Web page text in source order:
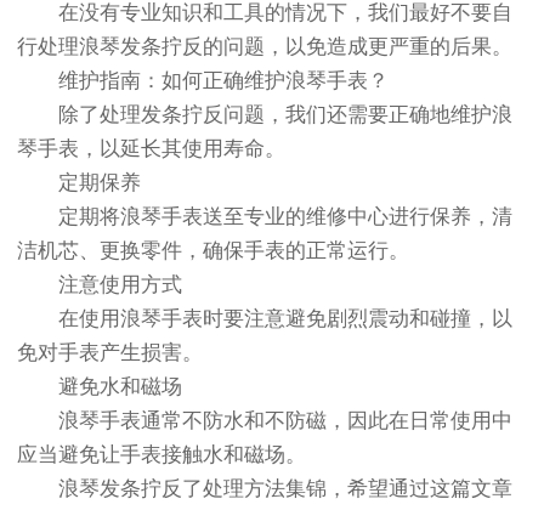
在没有专业知识和工具的情况下，我们最好不要自
行处理浪琴发条拧反的问题，以免造成更严重的后果。
维护指南：如何正确维护浪琴手表？
除了处理发条拧反问题，我们还需要正确地维护浪
琴手表，以延长其使用寿命。
定期保养
定期将浪琴手表送至专业的维修中心进行保养，清
洁机芯、更换零件，确保手表的正常运行。
注意使用方式
在使用浪琴手表时要注意避免剧烈震动和碰撞，以
免对手表产生损害。
避免水和磁场
浪琴手表通常不防水和不防磁，因此在日常使用中
应当避免让手表接触水和磁场。
浪琴发条拧反了处理方法集锦，希望通过这篇文章